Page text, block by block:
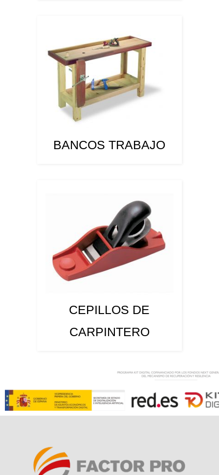
BANCOS TRABAJO
CEPILLOS DE
CARPINTERO